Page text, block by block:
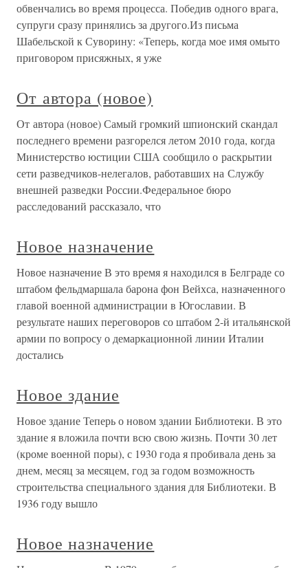
обвенчались во время процесса. Победив одного врага,
супруги сразу принялись за другого.Из письма
Шабельской к Суворину: «Теперь, когда мое имя омыто
приговором присяжных, я уже
От автора (новое)
От автора (новое) Самый громкий шпионский скандал
последнего времени разгорелся летом 2010 года, когда
Министерство юстиции США сообщило о раскрытии
сети разведчиков-нелегалов, работавших на Службу
внешней разведки России.Федеральное бюро
расследований рассказало, что
Новое назначение
Новое назначение В это время я находился в Белграде со
штабом фельдмаршала барона фон Вейхса, назначенного
главой военной администрации в Югославии. В
результате наших переговоров со штабом 2-й итальянской
армии по вопросу о демаркационной линии Италии
достались
Новое здание
Новое здание Теперь о новом здании Библиотеки. В это
здание я вложила почти всю свою жизнь. Почти 30 лет
(кроме военной поры), с 1930 года я пробивала день за
днем, месяц за месяцем, год за годом возможность
строительства специального здания для Библиотеки. В
1936 году вышло
Новое назначение